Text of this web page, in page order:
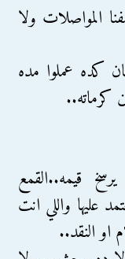
المواصلات ولا
كده عملوا مده
كرماته..
قيمه..القمع
عليها واللي انت
او النقد..